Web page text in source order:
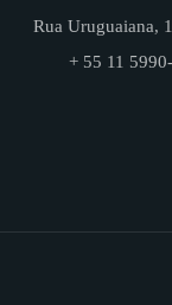
Rua Uruguaiana,
+ 55 11